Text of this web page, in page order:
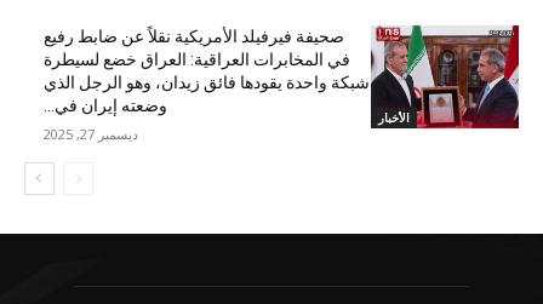
الأخبار
صحيفة فيرفيلد الأمريكية نقلاً عن ضابط رفيع
في المخابرات العراقية: العراق خضع لسيطرة
شبكة واحدة يقودها فائق زيدان، وهو الرجل الذي
وضعته إيران في...
ديسمبر 27, 2025